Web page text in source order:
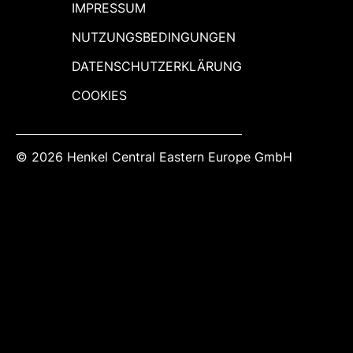
IMPRESSUM
NUTZUNGSBEDINGUNGEN
DATENSCHUTZERKLÄRUNG
COOKIES
© 2026 Henkel Central Eastern Europe GmbH